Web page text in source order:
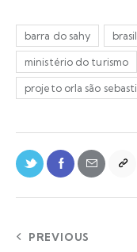
barra do sahy
ministério do turismo
projeto orla são
PREVIOUS